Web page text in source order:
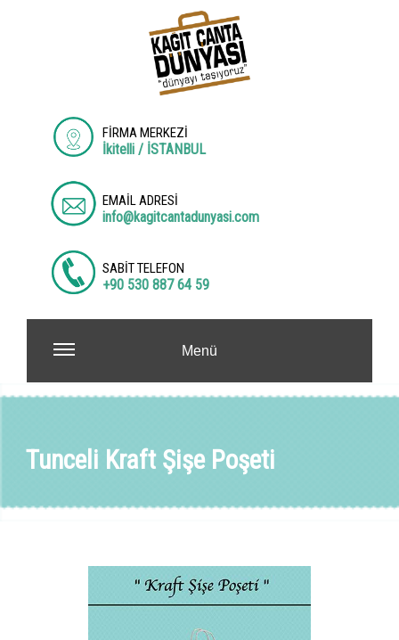
FİRMA MERKEZİ
İkitelli / İSTANBUL
EMAİL ADRESİ
info@kagitcantadunyasi.com
SABİT TELEFON
+90 530 887 64 59
Menü
Tunceli Kraft Şişe Poşeti